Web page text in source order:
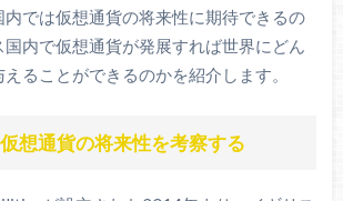
では仮想通貨の将来性に期待できるの
内で仮想通貨が発展すれば世界にどん
ることができるのかを紹介します。
想通貨の将来性を考察する